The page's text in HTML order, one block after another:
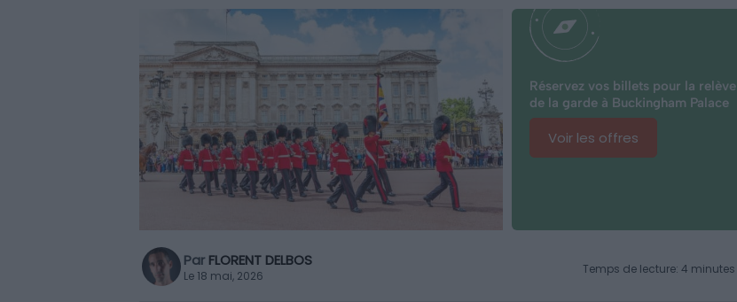
Réservez vos billets pour la relève
de la garde à Buckingham Palace
Voir les offres
Par FLORENT DELBOS
Le 18 mai, 2026 Temps de lecture: 4 minutes